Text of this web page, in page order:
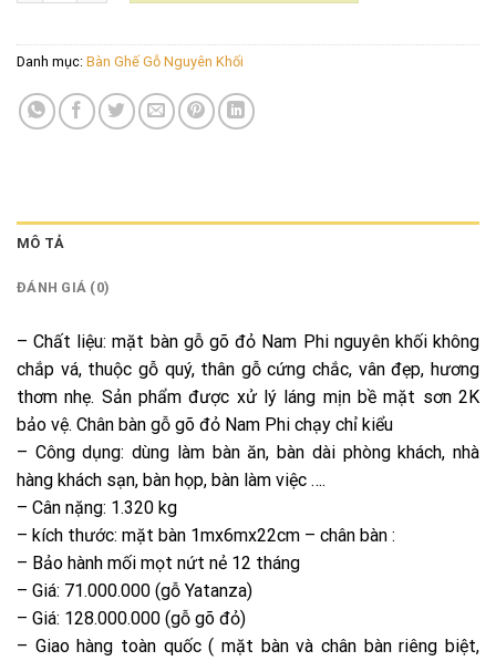
Danh mục: Bàn Ghế Gỗ Nguyên Khối
MÔ TẢ
ĐÁNH GIÁ (0)
– Chất liệu: mặt bàn gỗ gõ đỏ Nam Phi nguyên khối không
chắp vá, thuộc gỗ quý, thân gỗ cứng chắc, vân đẹp, hương
thơm nhẹ. Sản phẩm được xử lý láng mịn bề mặt sơn 2K
bảo vệ. Chân bàn gỗ gõ đỏ Nam Phi chạy chỉ kiểu
– Công dụng: dùng làm bàn ăn, bàn dài phòng khách, nhà
hàng khách sạn, bàn họp, bàn làm việc ….
– Cân nặng: 1.320 kg
– kích thước: mặt bàn 1mx6mx22cm – chân bàn :
– Bảo hành mối mọt nứt nẻ 12 tháng
– Giá: 71.000.000 (gỗ Yatanza)
– Giá: 128.000.000 (gỗ gõ đỏ)
– Giao hàng toàn quốc ( mặt bàn và chân bàn riêng biệt,